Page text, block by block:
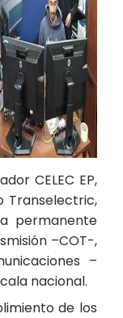
CELEC EP,
Transelectric,
permanente
–COT-,
–
nacional.
de los